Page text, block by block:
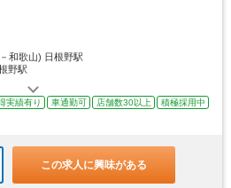
和歌山) 日根野駅
野駅
実績有り 車通勤可 店舗数30以上
積極採用中
この求人に興味がある